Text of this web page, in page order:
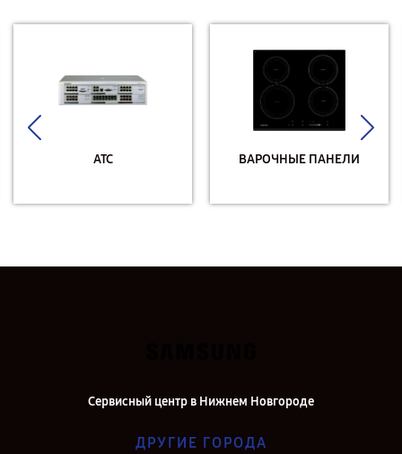
АТС ВАРОЧНЫЕ ПАНЕЛИ
Сервисный центр в Нижнем Новгороде
ДРУГИЕ ГОРОДА